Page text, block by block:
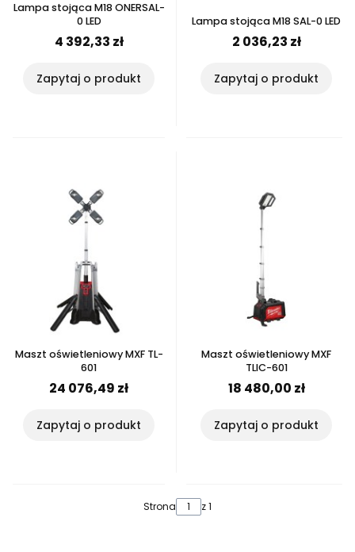
Lampa stojąca M18 ONERSAL-
0 LED
4 392,33 zł
Zapytaj o produkt
Lampa stojąca M18 SAL-0 LED
2 036,23 zł
Zapytaj o produkt
Maszt oświetleniowy MXF TL-
601
24 076,49 zł
Zapytaj o produkt
Maszt oświetleniowy MXF
TLIC-601
18 480,00 zł
Zapytaj o produkt
Strona z 1